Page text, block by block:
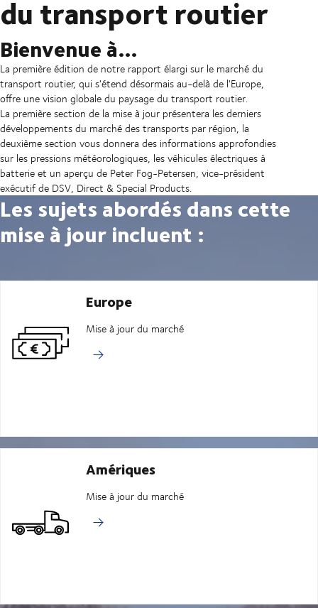
du transport routier
Bienvenue à…
La première édition de notre rapport élargi sur le marché du
transport routier, qui s'étend désormais au-delà de l'Europe,
offre une vision globale du paysage du transport routier.
La première section de la mise à jour présentera les derniers
développements du marché des transports par région, la
deuxième section vous donnera des informations approfondies
sur les pressions météorologiques, les véhicules électriques à
batterie et un aperçu de Peter Fog-Petersen, vice-président
exécutif de DSV, Direct & Special Products.
Les sujets abordés dans cette
mise à jour incluent :
Europe
Mise à jour du marché
Amériques
Mise à jour du marché